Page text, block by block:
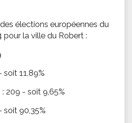
élections européennes du
pour la ville du Robert :
soit 11,89%
209 - soit 9,65%
soit 90,35%